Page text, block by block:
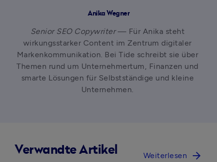
Anika Wegner
Senior SEO Copywriter — Für Anika steht
wirkungsstarker Content im Zentrum digitaler
Markenkommunikation. Bei Tide schreibt sie über
Themen rund um Unternehmertum, Finanzen und
smarte Lösungen für Selbstständige und kleine
Unternehmen.
Verwandte Artikel Weiterlesen arrow_forward